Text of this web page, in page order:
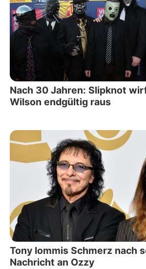
Nach 30 Jahren: Slipknot
Wilson endgültig raus
Tony Iommis Schmerz nach
Nachricht an Ozzy